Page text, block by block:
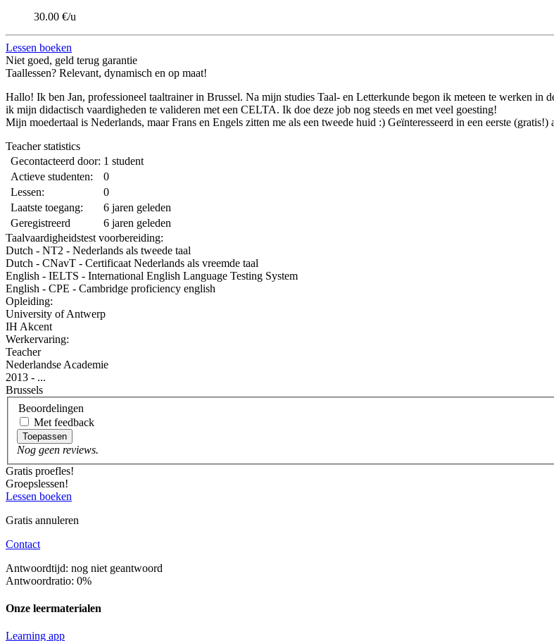
30.00 €/u
Lessen boeken
Niet goed, geld terug garantie
Taallessen? Relevant, dynamisch en op maat!
Hallo! Ik ben Jan, professioneel taaltrainer in Brussel. Na mijn studies Taal- en Letterkunde begon ik meteen te werken
ik mijn didactisch vaardigheden te valideren met een CELTA. Ik doe deze job nog steeds en met veel goesting!
Mijn moedertaal is Nederlands, maar Frans en Engels zitten me als een tweede huid :) Geïnteresseerd in een eerste
Teacher statistics
Gecontacteerd door: 1 student
Actieve studenten:
0
Lessen:
0
Laatste toegang:
6 jaren geleden
Geregistreerd
6 jaren geleden
Taalvaardigheidstest voorbereiding:
Dutch - NT2 - Nederlands als tweede taal
Dutch - CNavT - Certificaat Nederlands als vreemde taal
English - IELTS - International English Language Testing System
English - CPE - Cambridge proficiency english
Opleiding:
University of Antwerp
IH Akcent
Werkervaring:
Teacher
Nederlandse Academie
2013 - ...
Brussels
Beoordelingen
Met feedback
Toepassen
Nog geen reviews.
Gratis proefles!
Groepslessen!
Lessen boeken
Gratis annuleren
Contact
Antwoordtijd: nog niet geantwoord
Antwoordratio: 0%
Onze leermaterialen
Learning app